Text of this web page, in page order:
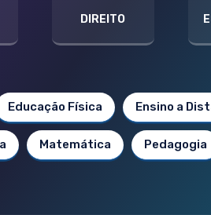
DIREITO
Educação Física Ensino a
Matemática Pedagogia